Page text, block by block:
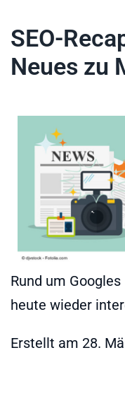
SEO-
Neues zu
Rund um
heute wieder
Erstellt am 28.